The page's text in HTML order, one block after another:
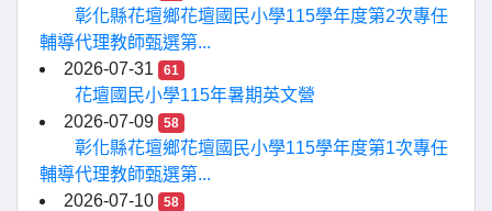
彰化縣花壇鄉花壇國民小學115學年度第2次專任
輔導代理教師甄選第...
2026-07-31
61
花壇國民小學115年暑期英文營
2026-07-09
58
彰化縣花壇鄉花壇國民小學115學年度第1次專任
輔導代理教師甄選第...
2026-07-10
58